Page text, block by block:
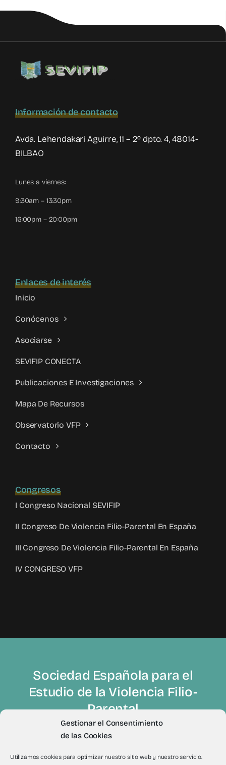
Gestionar el Consentimiento
de las Cookies
Utilizamos cookies para optimizar nuestro sitio web y nuestro servicio.
Información de contacto
Avda. Lehendakari Aguirre, 11 – 2º dpto. 4, 48014-
BILBAO
Lunes a viernes:
9:30am – 13:30pm
16:00pm – 20:00pm
Enlaces de interés
Inicio
Conócenos
Asociarse
SEVIFIP CONECTA
Publicaciones E Investigaciones
Mapa De Recursos
Observatorio VFP
Contacto
Congresos
I Congreso Nacional SEVIFIP
II Congreso De Violencia Filio-Parental En España
III Congreso De Violencia Filio-Parental En España
IV CONGRESO VFP
Sociedad Española para el
Estudio de la Violencia Filio-
Parental